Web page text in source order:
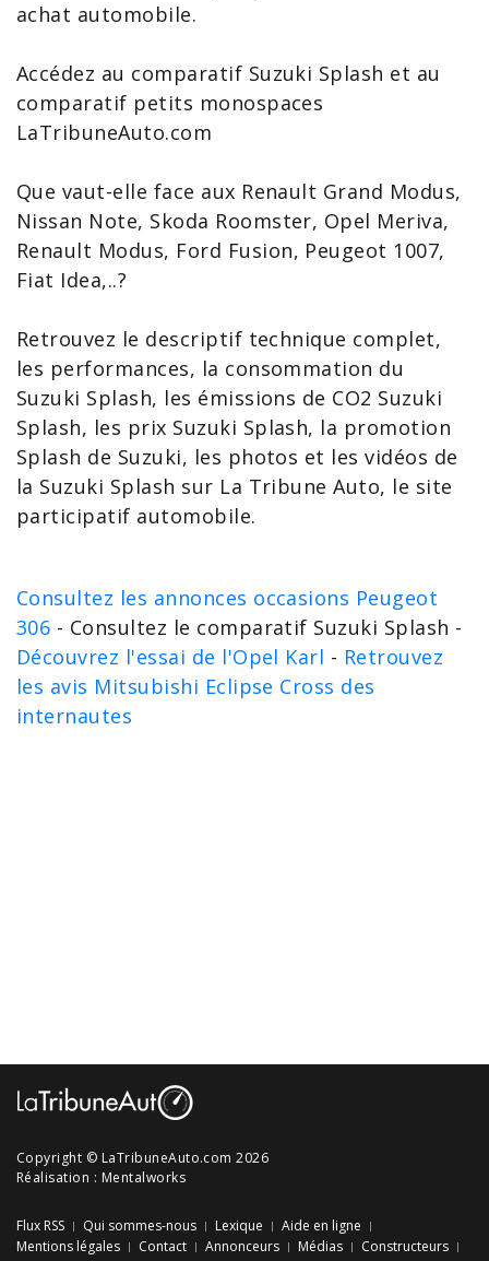
achat automobile.
Accédez au comparatif Suzuki Splash et au
comparatif petits monospaces
LaTribuneAuto.com
Que vaut-elle face aux Renault Grand Modus,
Nissan Note, Skoda Roomster, Opel Meriva,
Renault Modus, Ford Fusion, Peugeot 1007,
Fiat Idea,..?
Retrouvez le descriptif technique complet,
les performances, la consommation du
Suzuki Splash, les émissions de CO2 Suzuki
Splash, les prix Suzuki Splash, la promotion
Splash de Suzuki, les photos et les vidéos de
la Suzuki Splash sur La Tribune Auto, le site
participatif automobile.
Consultez les annonces occasions Peugeot
306 - Consultez le comparatif Suzuki Splash -
Découvrez l'essai de l'Opel Karl - Retrouvez
les avis Mitsubishi Eclipse Cross des
internautes
Copyright © LaTribuneAuto.com 2026
Réalisation : Mentalworks
Flux RSS Qui sommes-nous Lexique
Aide en ligne
Mentions légales
Contact Annonceurs Médias
Constructeurs